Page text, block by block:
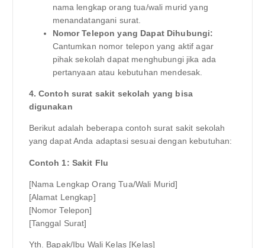
nama lengkap orang tua/wali murid yang
menandatangani surat.
Nomor Telepon yang Dapat Dihubungi:
Cantumkan nomor telepon yang aktif agar
pihak sekolah dapat menghubungi jika ada
pertanyaan atau kebutuhan mendesak.
4. Contoh surat sakit sekolah yang bisa
digunakan
Berikut adalah beberapa contoh surat sakit sekolah
yang dapat Anda adaptasi sesuai dengan kebutuhan:
Contoh 1: Sakit Flu
[Nama Lengkap Orang Tua/Wali Murid]
[Alamat Lengkap]
[Nomor Telepon]
[Tanggal Surat]
Yth. Bapak/Ibu Wali Kelas [Kelas]